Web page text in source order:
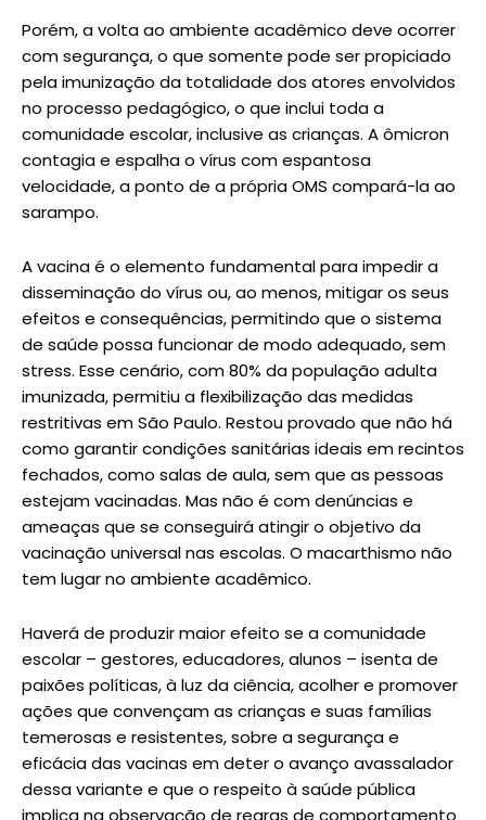
Porém, a volta ao ambiente acadêmico deve ocorrer
com segurança, o que somente pode ser propiciado
pela imunização da totalidade dos atores envolvidos
no processo pedagógico, o que inclui toda a
comunidade escolar, inclusive as crianças. A ômicron
contagia e espalha o vírus com espantosa
velocidade, a ponto de a própria OMS compará-la ao
sarampo.
A vacina é o elemento fundamental para impedir a
disseminação do vírus ou, ao menos, mitigar os seus
efeitos e consequências, permitindo que o sistema
de saúde possa funcionar de modo adequado, sem
stress. Esse cenário, com 80% da população adulta
imunizada, permitiu a flexibilização das medidas
restritivas em São Paulo. Restou provado que não há
como garantir condições sanitárias ideais em recintos
fechados, como salas de aula, sem que as pessoas
estejam vacinadas. Mas não é com denúncias e
ameaças que se conseguirá atingir o objetivo da
vacinação universal nas escolas. O macarthismo não
tem lugar no ambiente acadêmico.
Haverá de produzir maior efeito se a comunidade
escolar – gestores, educadores, alunos – isenta de
paixões políticas, à luz da ciência, acolher e promover
ações que convençam as crianças e suas famílias
temerosas e resistentes, sobre a segurança e
eficácia das vacinas em deter o avanço avassalador
dessa variante e que o respeito à saúde pública
implica na observação de regras de comportamento